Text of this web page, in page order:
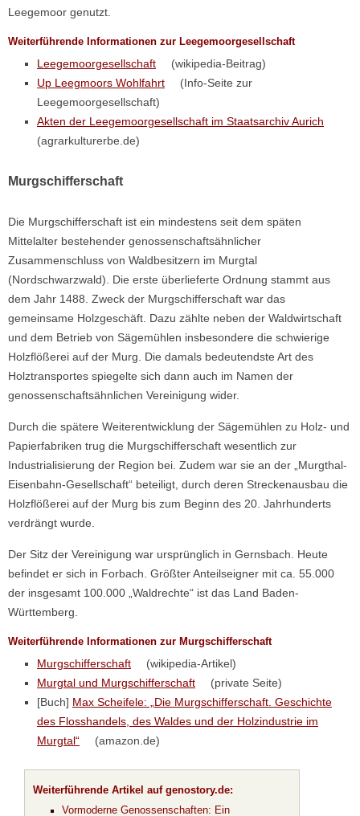
Leegemoor genutzt.
Weiterführende Informationen zur Leegemoorgesellschaft
Leegemoorgesellschaft
(wikipedia-Beitrag)
Up Leegmoors Wohlfahrt
(Info-Seite zur
Leegemoorgesellschaft)
Akten der Leegemoorgesellschaft im Staatsarchiv Aurich
(agrarkulturerbe.de)
Murgschifferschaft
Die Murgschifferschaft ist ein mindestens seit dem späten
Mittelalter bestehender genossenschaftsähnlicher
Zusammenschluss von Waldbesitzern im Murgtal
(Nordschwarzwald). Die erste überlieferte Ordnung stammt aus
dem Jahr 1488. Zweck der Murgschifferschaft war das
gemeinsame Holzgeschäft. Dazu zählte neben der Waldwirtschaft
und dem Betrieb von Sägemühlen insbesondere die schwierige
Holzflößerei auf der Murg. Die damals bedeutendste Art des
Holztransportes spiegelte sich dann auch im Namen der
genossenschaftsähnlichen Vereinigung wider.
Durch die spätere Weiterentwicklung der Sägemühlen zu Holz- und
Papierfabriken trug die Murgschifferschaft wesentlich zur
Industrialisierung der Region bei. Zudem war sie an der „Murgthal-
Eisenbahn-Gesellschaft“ beteiligt, durch deren Streckenausbau die
Holzflößerei auf der Murg bis zum Beginn des 20. Jahrhunderts
verdrängt wurde.
Der Sitz der Vereinigung war ursprünglich in Gernsbach. Heute
befindet er sich in Forbach. Größter Anteilseigner mit ca. 55.000
der insgesamt 100.000 „Waldrechte“ ist das Land Baden-
Württemberg.
Weiterführende Informationen zur Murgschifferschaft
Murgschifferschaft
(wikipedia-Artikel)
Murgtal und Murgschifferschaft
(private Seite)
[Buch] Max Scheifele: „Die Murgschifferschaft. Geschichte
des Flosshandels, des Waldes und der Holzindustrie im
Murgtal“
(amazon.de)
Weiterführende Artikel auf genostory.de:
Vormoderne Genossenschaften: Ein